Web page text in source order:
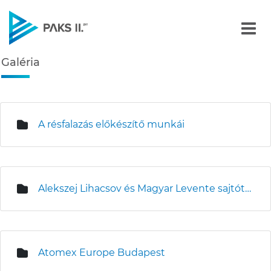
Navigáció
Galéria - Képgalériák
Galéria
A résfalazás előkészítő munkái
Alekszej Lihacsov és Magyar Levente sajtótájékoztatója az építési területen
Atomex Europe Budapest